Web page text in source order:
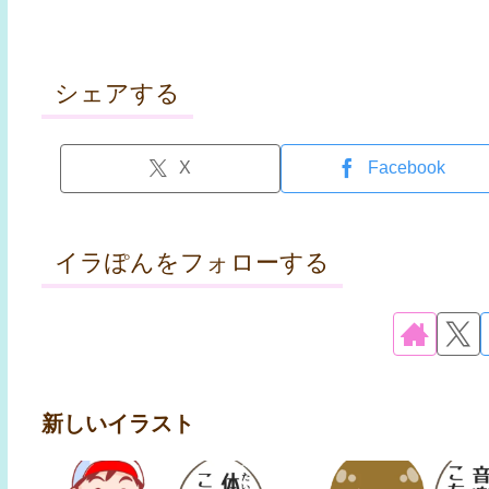
シェアする
X Facebook
イラぽんをフォローする
新しいイラスト